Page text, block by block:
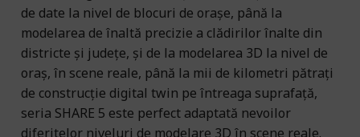
de date la nivel de blocuri de orașe, până la
modelarea de înaltă precizie a clădirilor înalte din
districte și județe, și de la modelarea 3D la nivel de
oraș, în scene reale, până la mii de kilometri pătrați
de construcție digital twin pe întreaga suprafață,
seria SHARE 5 este perfect adaptată nevoilor
diferitelor niveluri de modelare 3D în scene reale.